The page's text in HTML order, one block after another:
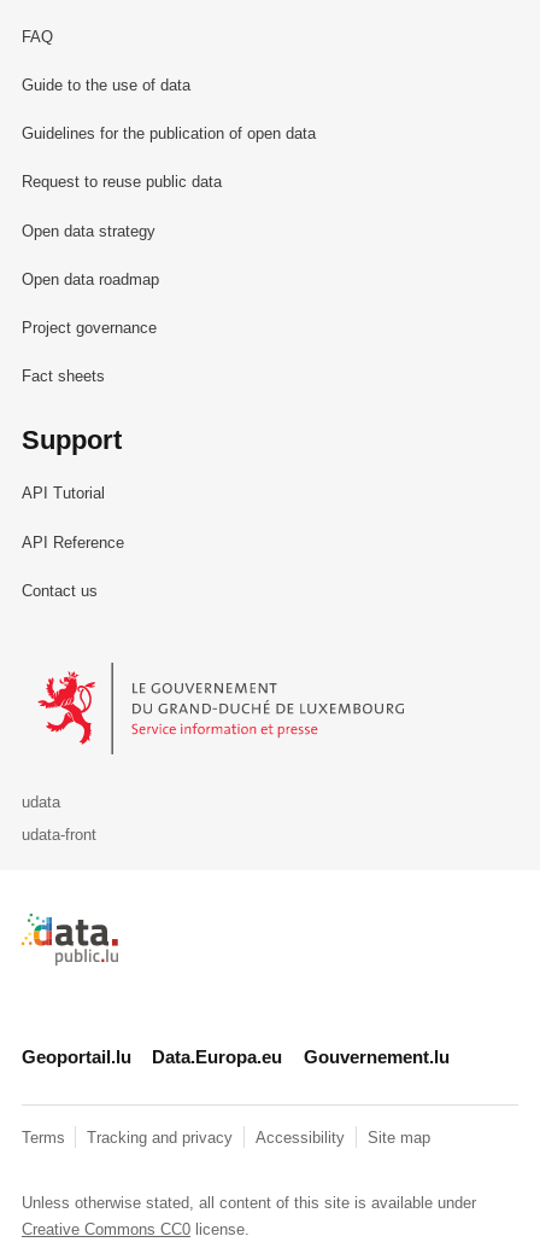
FAQ
Guide to the use of data
Guidelines for the publication of open data
Request to reuse public data
Open data strategy
Open data roadmap
Project governance
Fact sheets
Support
API Tutorial
API Reference
Contact us
Le Gouvernement du Grand-Duché de Luxembourg - Service
udata
udata-front
Retour à l'accueil de data.public.lu
Geoportail.lu Data.Europa.eu Gouvernement.lu
Terms Tracking and privacy Accessibility Site map
Unless otherwise stated, all content of this site is available under
Creative Commons CC0license.